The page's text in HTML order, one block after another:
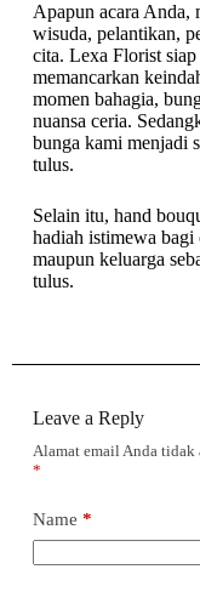
Apapun acara Anda,
wisuda, pelantikan,
cita. Lexa Florist
memancarkan
momen bahagia,
nuansa ceria.
bunga kami menjadi
tulus.
Selain itu, hand
hadiah istimewa bagi
maupun keluarga
tulus.
Leave a Reply
Alamat email Anda
*
Name *